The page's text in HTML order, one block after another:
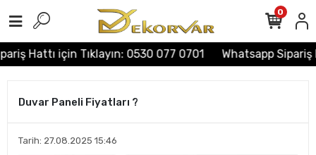
Hattı için Tıklayın: 0530 077 0701 Whatsapp Sipariş
0
Duvar Paneli Fiyatları ?
Tarih: 27.08.2025 15:46